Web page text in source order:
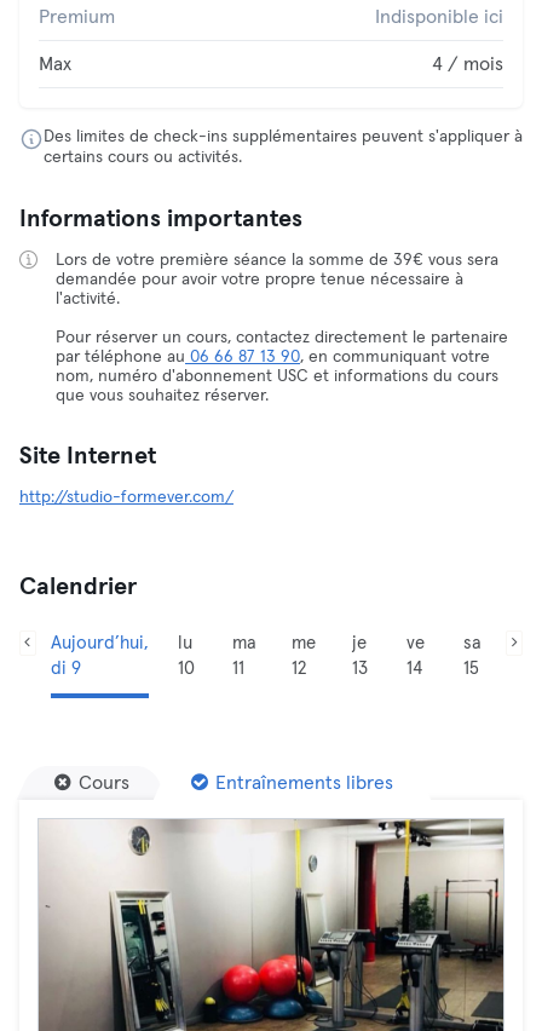
Premium Indisponible ici
Max 4 / mois
Des limites de check-ins supplémentaires peuvent s'appliquer à
certains cours ou activités.
Informations importantes
Lors de votre première séance la somme de 39€ vous sera
demandée pour avoir votre propre tenue nécessaire à
l'activité.
Pour réserver un cours, contactez directement le partenaire
par téléphone au 06 66 87 13 90, en communiquant votre
nom, numéro d'abonnement USC et informations du cours
que vous souhaitez réserver.
Site Internet
http://studio-formever.com/
Calendrier
Aujourd’hui,
di 9
lu
10
ma
11
me
12
je
13
ve
14
sa
15
Cours Entraînements libres